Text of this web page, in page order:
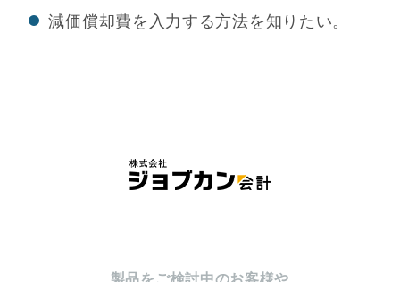
減価償却費を入力する方法を知りたい。
製品をご検討中のお客様や